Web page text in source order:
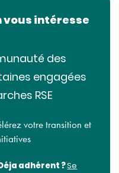
intéresse
des
engagées
RSE
votre transition et
adhérent ?Se